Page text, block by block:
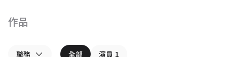
作品
職務 全部 演員 1